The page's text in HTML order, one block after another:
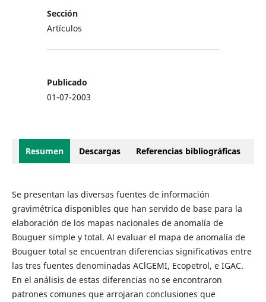
Sección
Artículos
Publicado
01-07-2003
Resumen Descargas Referencias bibliográficas
Se presentan las diversas fuentes de información
gravimétrica disponibles que han servido de base para la
elaboración de los mapas nacionales de anomalía de
Bouguer simple y total. Al evaluar el mapa de anomalía de
Bouguer total se encuentran diferencias significativas entre
las tres fuentes denominadas AClGEMI, Ecopetrol, e IGAC.
En el análisis de estas diferencias no se encontraron
patrones comunes que arrojaran conclusiones que